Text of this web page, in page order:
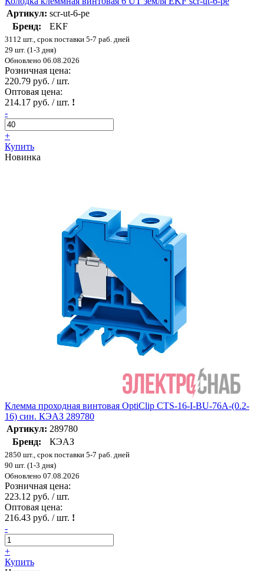
Артикул: scr-ut-6-pe
Бренд:
EKF
3112 шт., срок поставки 5-7 раб. дней
29 шт. (1-3 дня)
Обновлено 06.08.2026
Розничная цена:
220.79 руб. / шт.
Оптовая цена:
214.17 руб. / шт. !
-
+
Купить
Новинка
Клемма проходная винтовая OptiClip CTS-16-I-BU-76A-(0.2-
16) син. КЭАЗ 289780
Артикул: 289780
Бренд:
КЭАЗ
2850 шт., срок поставки 5-7 раб. дней
90 шт. (1-3 дня)
Обновлено 07.08.2026
Розничная цена:
223.12 руб. / шт.
Оптовая цена:
216.43 руб. / шт. !
-
+
Купить